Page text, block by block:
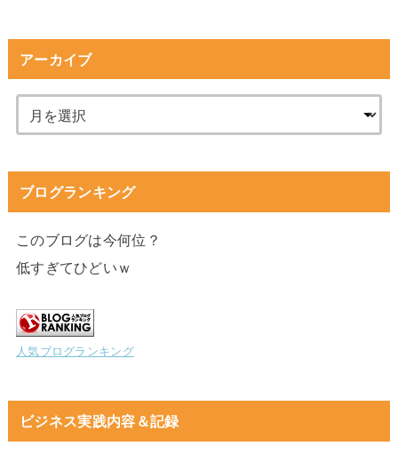
アーカイブ
ブログランキング
このブログは今何位？
低すぎてひどいｗ
人気ブログランキング
ビジネス実践内容＆記録